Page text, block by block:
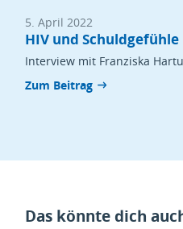
5. April 2022
HIV und Schuldgefühle
Interview mit Franziska
Zum Beitrag
Das könnte dich